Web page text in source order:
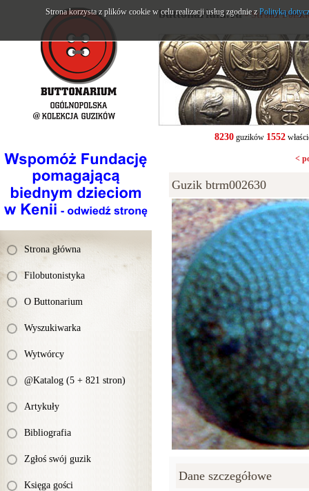
Strona główna
Filobutonistyka
O Buttonarium
Wyszukiwarka
Wytwórcy
@Katalog (5 + 821 stron)
Artykuły
Bibliografia
Zgłoś swój guzik
Księga gości
buttonarium.eu- Strona
8230guzików 1552
<
Guzik btrm002630
Dane szczegółowe
Strona korzysta z plików cookie w celu realizacji usług zgodnie zPolityką